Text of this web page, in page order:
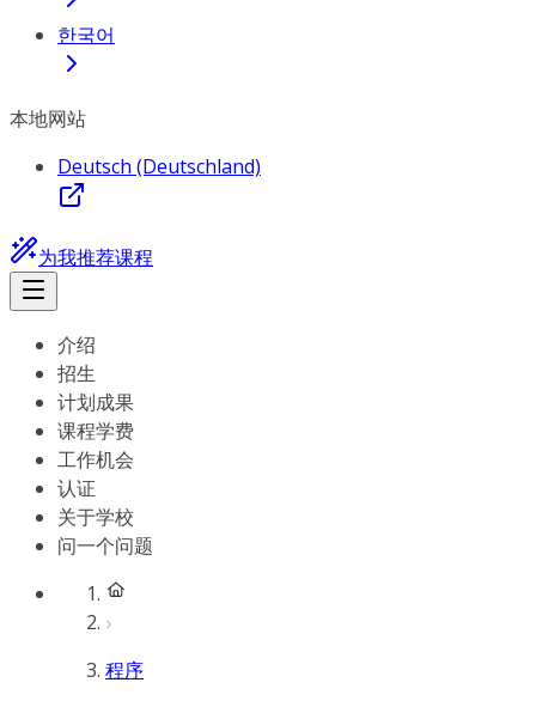
한국어
本地网站
Deutsch (Deutschland)
为我推荐课程
介绍
招生
计划成果
课程学费
工作机会
认证
关于学校
问一个问题
程序